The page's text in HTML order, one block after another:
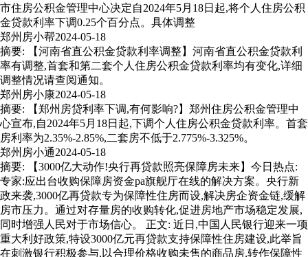
市住房公积金管理中心决定自2024年5月18日起,将个人住房公积
金贷款利率下调0.25个百分点。具体调整
郑州房小帮2024-05-18
摘要: 【河南省直公积金贷款利率调整】河南省直公积金贷款利
率有调整,首套和第二套个人住房公积金贷款利率均有变化,详细
调整情况请查阅通知。
郑州房小康2024-05-18
摘要: 【郑州房贷利率下调,有何影响?】郑州住房公积金管理中
心宣布,自2024年5月18日起,下调个人住房公积金贷款利率。首套
房利率为2.35%-2.85%,二套房不低于2.775%-3.325%。
郑州房小通2024-05-18
摘要: 【3000亿大动作!央行再贷款照亮保障房未来】今日热点:
专家:应出台收购保障房资金pa旗舰厅在线的解决方案。央行新
政来袭,3000亿再贷款专为保障性住房而设,解决房企资金链,缓解
房市压力。通过对存量房的收购转化,促进房地产市场稳定发展,
同时增强人民对于市场信心。 正文: 近日,中国人民银行迎来一项
重大利好政策,特设3000亿元再贷款支持保障性住房建设,此举旨
在刺激银行积极参与,以合理价格收购未售的商品房,转作保障性